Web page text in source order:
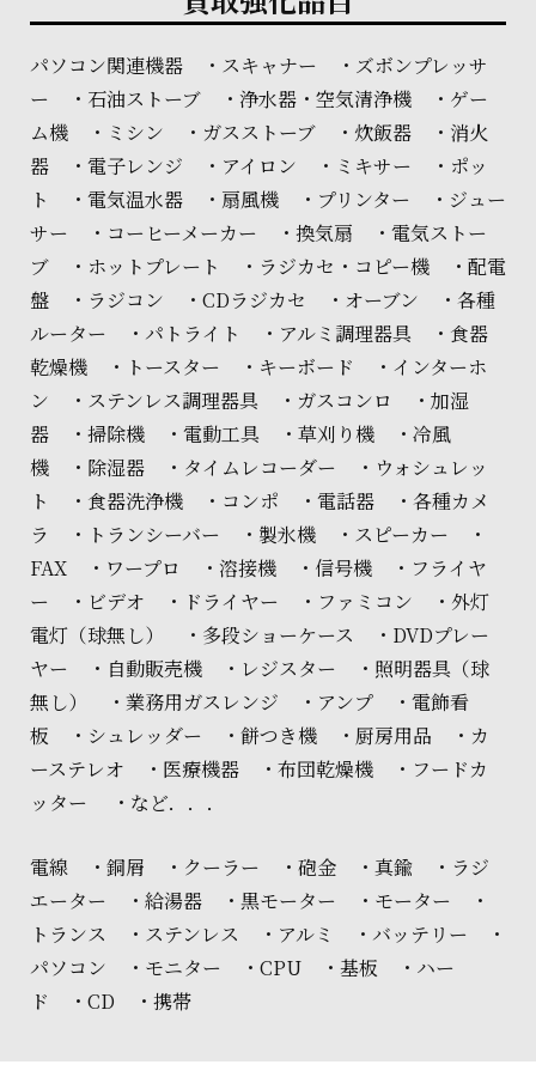
パソコン関連機器 ・スキャナー ・ズボンプレッサ
ー ・石油ストーブ ・浄水器・空気清浄機 ・ゲー
ム機 ・ミシン ・ガスストーブ ・炊飯器 ・消火
器 ・電子レンジ ・アイロン ・ミキサー ・ポッ
ト ・電気温水器 ・扇風機 ・プリンター ・ジュー
サー ・コーヒーメーカー ・換気扇 ・電気ストー
ブ ・ホットプレート ・ラジカセ・コピー機 ・配電
盤 ・ラジコン ・CDラジカセ ・オーブン ・各種
ルーター ・パトライト ・アルミ調理器具 ・食器
乾燥機 ・トースター ・キーボード ・インターホ
ン ・ステンレス調理器具 ・ガスコンロ ・加湿
器 ・掃除機 ・電動工具 ・草刈り機 ・冷風
機 ・除湿器 ・タイムレコーダー ・ウォシュレッ
ト ・食器洗浄機 ・コンポ ・電話器 ・各種カメ
ラ ・トランシーバー ・製氷機 ・スピーカー ・
FAX ・ワープロ ・溶接機 ・信号機 ・フライヤ
ー ・ビデオ ・ドライヤー ・ファミコン ・外灯
電灯（球無し） ・多段ショーケース ・DVDプレー
ヤー ・自動販売機 ・レジスター ・照明器具（球
無し） ・業務用ガスレンジ ・アンプ ・電飾看
板 ・シュレッダー ・餅つき機 ・厨房用品 ・カ
ーステレオ ・医療機器 ・布団乾燥機 ・フードカ
ッター ・など．．．
電線 ・銅屑 ・クーラー ・砲金 ・真鍮 ・ラジ
エーター ・給湯器 ・黒モーター ・モーター ・
トランス ・ステンレス ・アルミ ・バッテリー ・
パソコン ・モニター ・CPU ・基板 ・ハー
ド ・CD ・携帯